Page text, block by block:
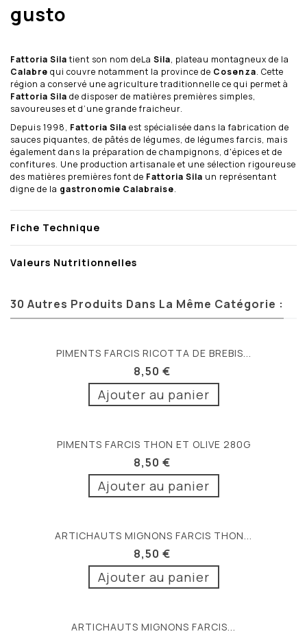
gusto
Fattoria Silatient son nom deLa Sila, plateau montagneux de la
Calabre qui couvre notamment la province de Cosenza. Cette
région a conservé une agriculture traditionnelle ce qui permet à
Fattoria Sila de disposer de matières premières simples,
savoureuses et d’une grande fraicheur.
Depuis 1998, Fattoria Sila est spécialisée dans la fabrication de
sauces piquantes, de pâtés de légumes, de légumes farcis, mais
également dans la préparation de champignons, d'épices et de
confitures. Une production artisanale et une sélection rigoureuse
des matières premières font de Fattoria Sila un représentant
digne de la gastronomie Calabraise.
Fiche Technique
Valeurs Nutritionnelles
30 Autres Produits Dans La Même Catégorie :
PIMENTS FARCIS RICOTTA DE BREBIS...
8,50 €
Ajouter au panier
PIMENTS FARCIS THON ET OLIVE 280G
8,50 €
Ajouter au panier
ARTICHAUTS MIGNONS FARCIS THON...
8,50 €
Ajouter au panier
ARTICHAUTS MIGNONS FARCIS...